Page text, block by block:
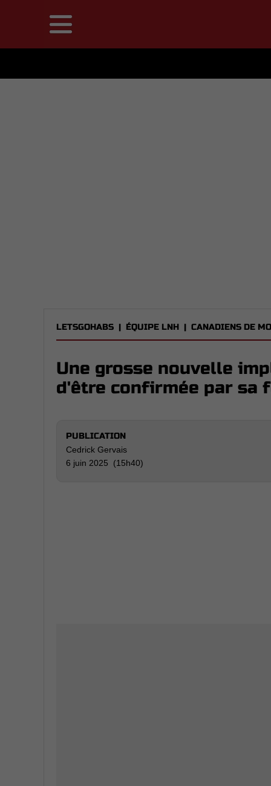
LETSGOHABS | ÉQUIPE LNH | CANADIENS DE
Une grosse nouvelle
d'être confirmée par sa
PUBLICATION
Cedrick Gervais
6 juin 2025 (15h40)